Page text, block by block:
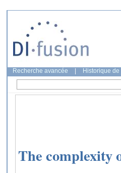
Recherche avancée Historique
The complexity